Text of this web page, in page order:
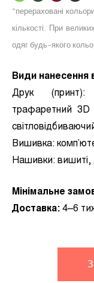
*перераховані
кількості. При
одяг будь-якого
Види нанесення
Друк (принт):
трафаретний 3D
Вишивка:
Нашивки: вишиті,
Мінімальне
Доставка: 4–6